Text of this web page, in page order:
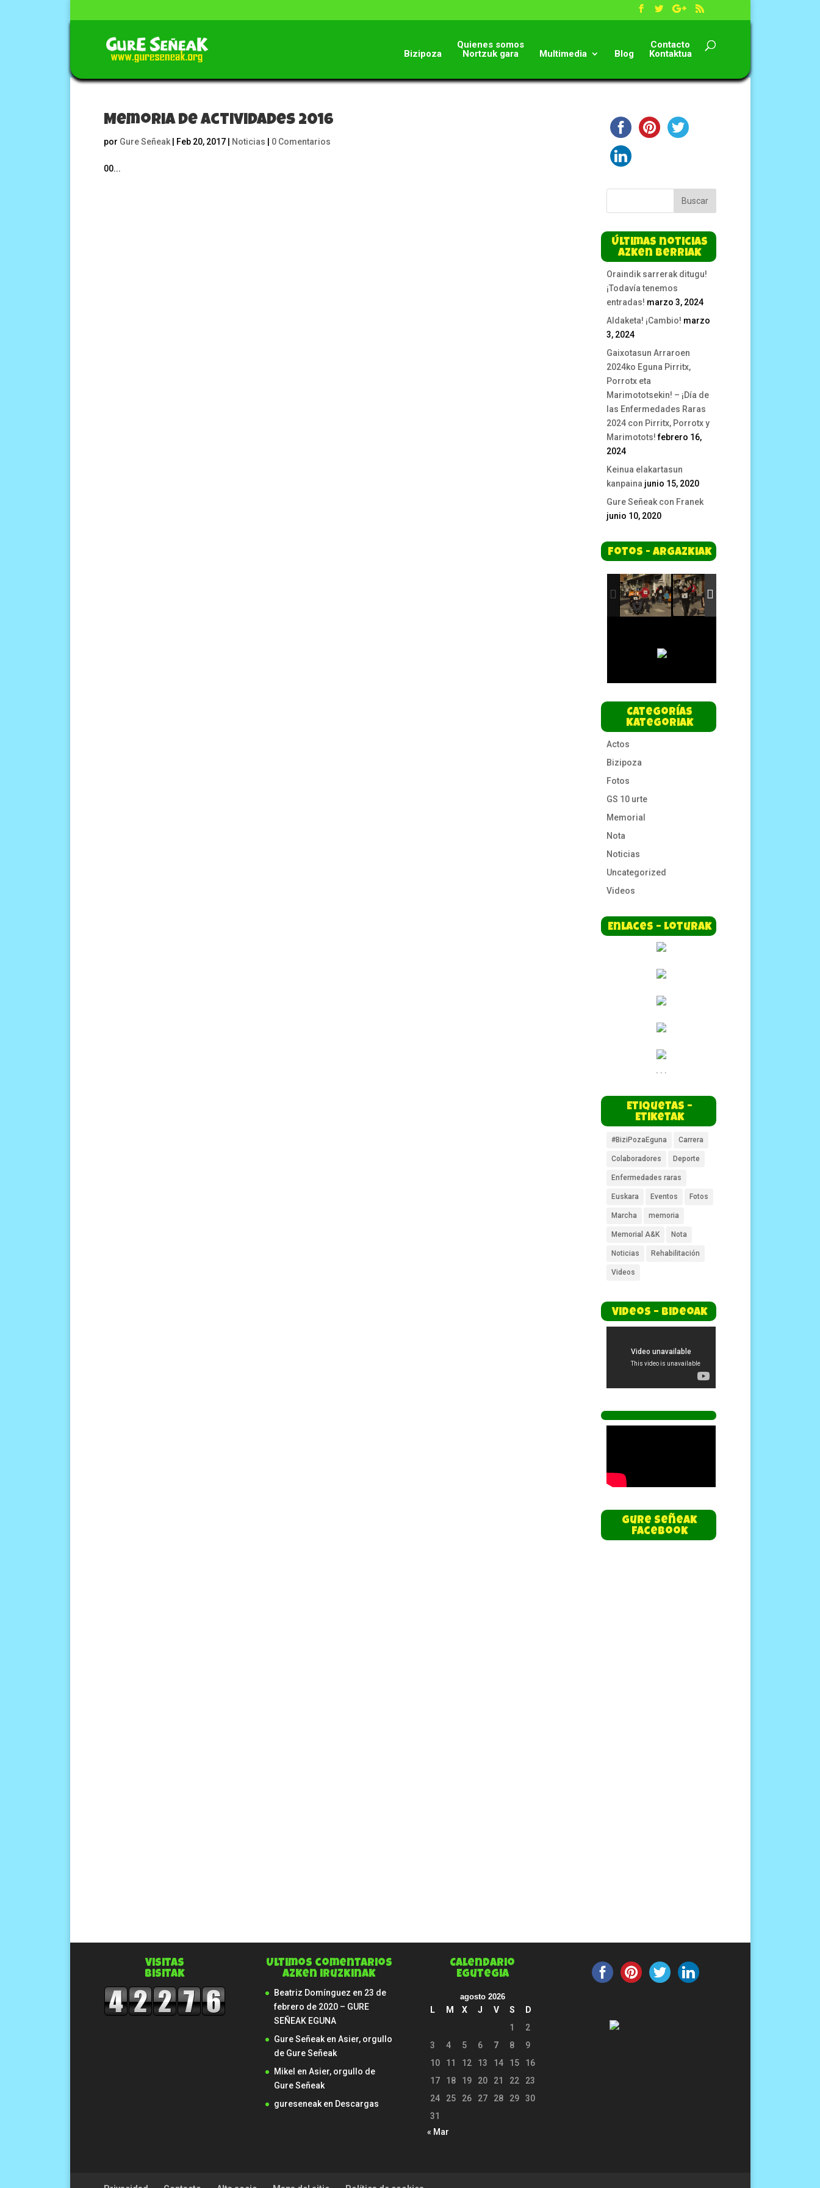
Bizipoza
Quienes somos
Nortzuk gara
Multimedia Blog
Contacto
Kontaktua
Memoria de Actividades 2016
por Gure Señeak Feb 20, 2017 Noticias 0 Comentarios
00...
Últimas noticias
Azken berriak
Oraindik sarrerak ditugu!
¡Todavía tenemos
entradas! marzo 3, 2024
Aldaketa! ¡Cambio! marzo
3, 2024
Gaixotasun Arraroen
2024ko Eguna Pirritx,
Porrotx eta
Marimototsekin! – ¡Día de
las Enfermedades Raras
2024 con Pirritx, Porrotx y
Marimotots! febrero 16,
2024
Keinua elakartasun
kanpaina junio 15, 2020
Gure Señeak con Franek
junio 10, 2020
Fotos - Argazkiak
Categorías
Kategoriak
Actos
Bizipoza
Fotos
GS 10 urte
Memorial
Nota
Noticias
Uncategorized
Videos
Enlaces – Loturak
. . .
Etiquetas –
Etiketak
#BiziPozaEguna Carrera
Colaboradores Deporte
Enfermedades raras
Euskara Eventos Fotos
Marcha memoria
Memorial A&K Nota
Noticias Rehabilitación
Videos
Videos – Bideoak
Gure Señeak
Facebook
Visitas
Bisitak
Ultimos comentarios
Azken iruzkinak
Beatriz Domínguez en 23 de
febrero de 2020 – GURE
SEÑEAK EGUNA
Gure Señeaken Asier, orgullo
de Gure Señeak
Mikel en Asier, orgullo de
Gure Señeak
gureseneaken Descargas
Calendario
Egutegia
agosto 2026
L M X J V S
D
1
2
3
4 5 6 7 8
9
10
11 12 13 14 15
16
17
18 19 20 21 22
23
24
25 26 27 28 29
30
31
« Mar